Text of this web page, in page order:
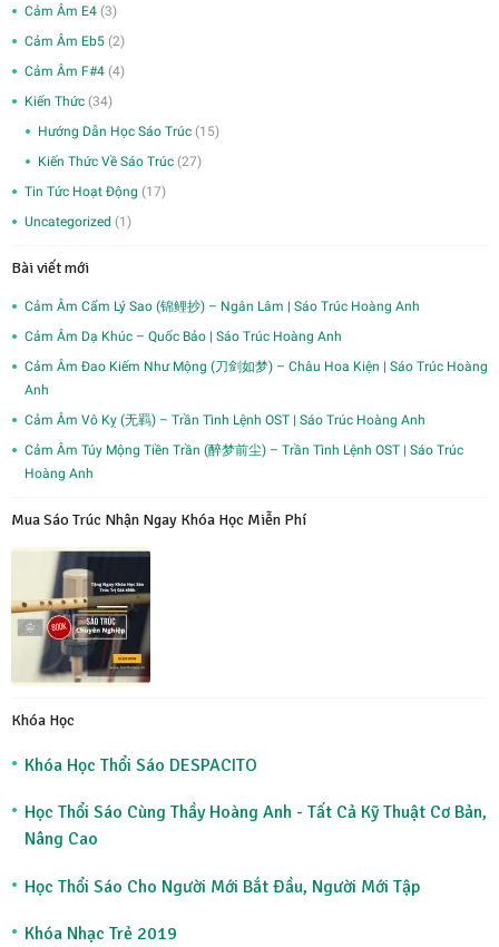
Cảm Âm E4 (3)
Cảm Âm Eb5 (2)
Cảm Âm F#4 (4)
Kiến Thức (34)
Hướng Dẫn Học Sáo Trúc (15)
Kiến Thức Về Sáo Trúc (27)
Tin Tức Hoạt Động (17)
Uncategorized (1)
Bài viết mới
Cảm Âm Cẩm Lý Sao (锦鲤抄) – Ngân Lâm | Sáo Trúc Hoàng Anh
Cảm Âm Dạ Khúc – Quốc Bảo | Sáo Trúc Hoàng Anh
Cảm Âm Đao Kiếm Như Mộng (刀剑如梦) – Châu Hoa Kiện | Sáo Trúc Hoàng
Anh
Cảm Âm Vô Kỵ (无羁) – Trần Tình Lệnh OST | Sáo Trúc Hoàng Anh
Cảm Âm Túy Mộng Tiền Trần (醉梦前尘) – Trần Tình Lệnh OST | Sáo Trúc
Hoàng Anh
Mua Sáo Trúc Nhận Ngay Khóa Học Miễn Phí
Khóa Học
Khóa Học Thổi Sáo DESPACITO
Học Thổi Sáo Cùng Thầy Hoàng Anh - Tất Cả Kỹ Thuật Cơ Bản,
Nâng Cao
Học Thổi Sáo Cho Người Mới Bắt Đầu, Người Mới Tập
Khóa Nhạc Trẻ 2019